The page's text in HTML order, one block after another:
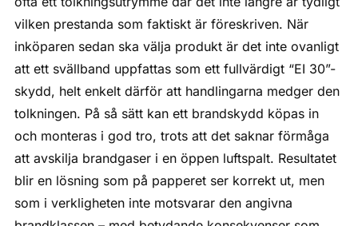
vilken prestanda som faktiskt är föreskriven. När
inköparen sedan ska välja produkt är det inte ovanligt
att ett svällband uppfattas som ett fullvärdigt “EI 30”-
skydd, helt enkelt därför att handlingarna medger den
tolkningen. På så sätt kan ett brandskydd köpas in
och monteras i god tro, trots att det saknar förmåga
att avskilja brandgaser i en öppen luftspalt. Resultatet
blir en lösning som på papperet ser korrekt ut, men
som i verkligheten inte motsvarar den angivna